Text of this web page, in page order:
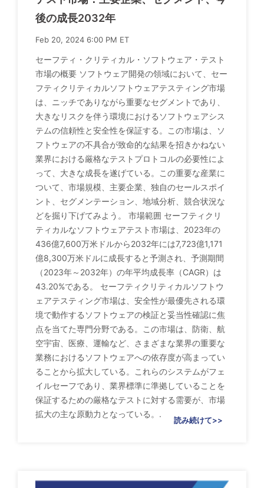
後の成長2032年
Feb 20, 2024 6:00 PM ET
セーフティ・クリティカル・ソフトウェア・テスト
市場の概要 ソフトウェア開発の領域において、セー
フティクリティカルソフトウェアテスティング市場
は、ニッチでありながら重要なセグメントであり、
大きなリスクを伴う環境におけるソフトウェアシス
テムの信頼性と安全性を保証する。この市場は、ソ
フトウェアの不具合が致命的な結果を招きかねない
業界における厳格なテストプロトコルの必要性によ
って、大きな成長を遂げている。この重要な産業に
ついて、市場規模、主要企業、独自のセールスポイ
ント、セグメンテーション、地域分析、競合状況な
どを掘り下げてみよう。 市場範囲 セーフティクリ
ティカルなソフトウェアテスト市場は、2023年の
436億7,600万米ドルから2032年には7,723億1,171
億8,300万米ドルに成長すると予測され、予測期間
（2023年～2032年）の年平均成長率（CAGR）は
43.20%である。 セーフティクリティカルソフトウ
ェアテスティング市場は、安全性が最優先される環
境で動作するソフトウェアの検証と妥当性確認に焦
点を当てた専門分野である。この市場は、防衛、航
空宇宙、医療、運輸など、さまざまな業界の重要な
業務におけるソフトウェアへの依存度が高まってい
ることから拡大している。これらのシステムがフェ
イルセーフであり、業界標準に準拠していることを
保証するための厳格なテストに対する需要が、市場
拡大の主な原動力となっている。.
読み続けて>>